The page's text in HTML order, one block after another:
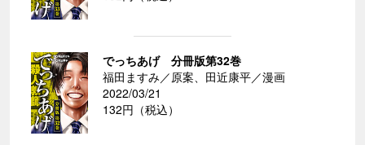
でっちあげ 分冊版第32巻
福田ますみ／原案、田近康平／漫画
2022/03/21
132円（税込）